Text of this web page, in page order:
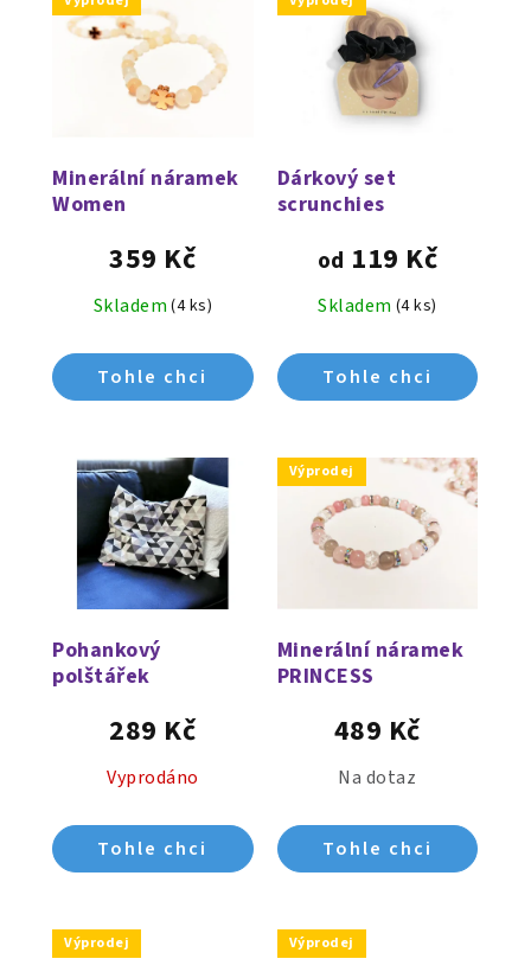
Minerální náramek
Women
Skladem (4 ks)
359 Kč
Dárkový set
scrunchies
Skladem (4 ks)
od 119 Kč
Pohankový
polštářek
Vyprodáno
289 Kč
Minerální náramek
PRINCESS
Výprodej
Na dotaz
489 Kč
Výprodej Výprodej